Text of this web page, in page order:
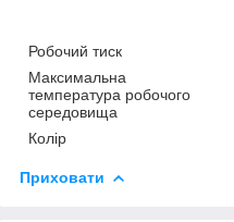
Робочий тиск
Максимальна
температура робочого
середовища
Колір
Приховати